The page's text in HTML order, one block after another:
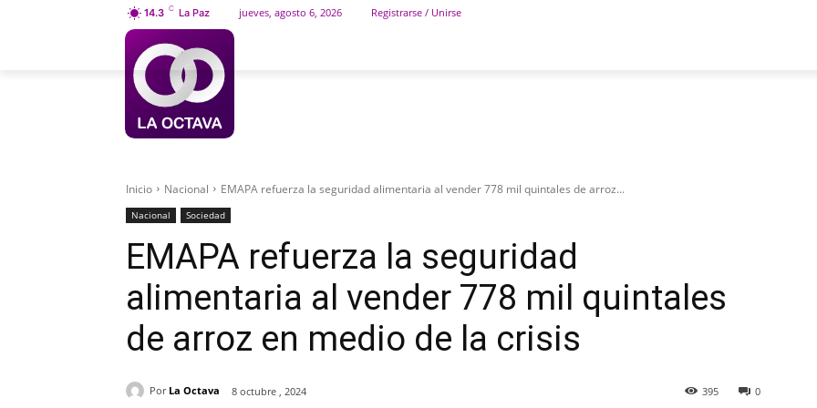
14.3 C La Paz jueves, agosto 6, 2026 Registrarse / Unirse
Inicio Nacional EMAPA refuerza la seguridad alimentaria al vender 778 mil quintales de arroz...
Nacional Sociedad
EMAPA refuerza la seguridad
alimentaria al vender 778 mil quintales
de arroz en medio de la crisis
Por La Octava 8 octubre , 2024 0
395